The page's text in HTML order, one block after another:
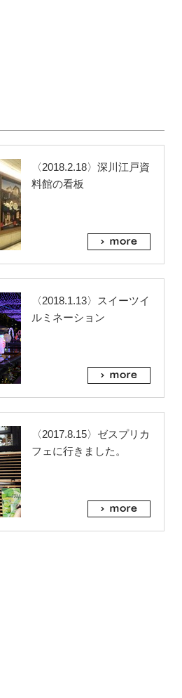
〈2018.2.18〉深川江戸資
料館の看板
〈2018.1.13〉スイーツイ
ルミネーション
〈2017.8.15〉ゼスプリカ
フェに行きました。